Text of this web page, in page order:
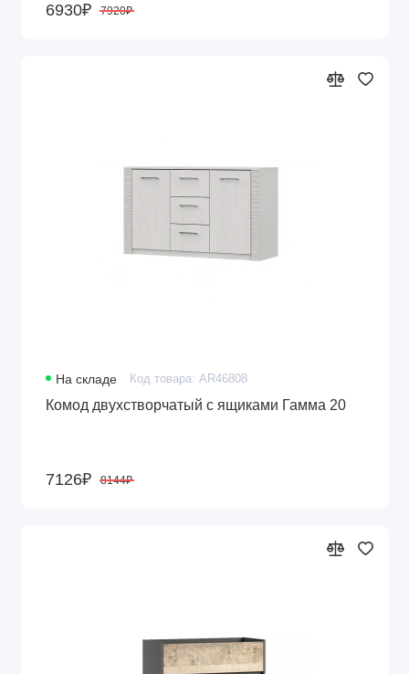
6930₽ 7920₽
На складе Код товара: AR46808
Комод двухстворчатый с ящиками Гамма 20
7126₽ 8144₽